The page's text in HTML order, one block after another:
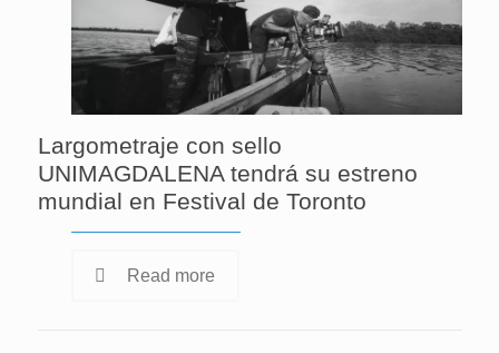
Largometraje con sello
UNIMAGDALENA tendrá su estreno
mundial en Festival de Toronto
Read more